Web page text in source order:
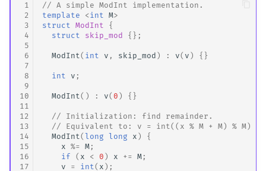
霍夫曼树
图的匹配
Prüfer 序列
矩阵树定理
LGV 引理
最大团搜索算法
支配树
1
2
3
4
5
6
7
8
9
10
11
12
13
14
15
16
17
// A simple ModInt implementation.
template
<int M>
struct
ModInt
{
struct
skip_mod {};
ModInt( int v , skip_mod ) : v( v ) {}
int v ;
ModInt() : v( 0 ) {}
// Initialization: find remainder.
// Equivalent to: v = int((x % M + M) % M)
ModInt(long long x )
{
x
%= M ;
if
( x < 0 ) x += M ;
v
= int( x );